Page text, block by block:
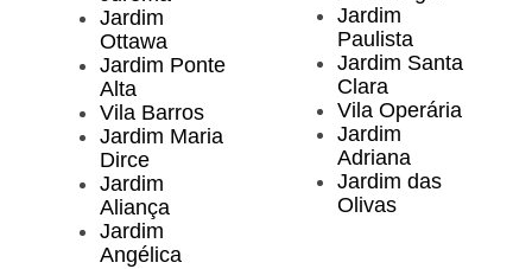
Jardim
Ottawa
Jardim Ponte
Alta
Vila Barros
Jardim Maria
Dirce
Jardim
Aliança
Jardim
Angélica
Jardim
Paulista
Jardim Santa
Clara
Vila Operária
Jardim
Adriana
Jardim das
Olivas